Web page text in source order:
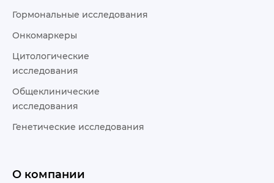
Гормональные исследования
Онкомаркеры
Цитологические
исследования
Общеклинические
исследования
Генетические исследования
О компании